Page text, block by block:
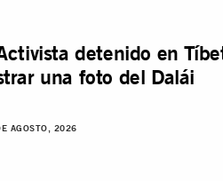
detenido en
una foto del Dalái
AGOSTO, 2026